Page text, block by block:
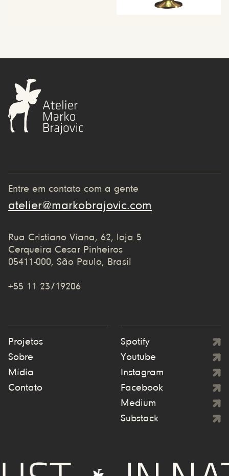
Entre em contato com a gente
atelier@markobrajovic.com
Rua Cristiano Viana, 62, loja 5
Cerqueira Cesar Pinheiros
05411-000, São Paulo, Brasil
+55 11 23719206
Projetos
Sobre
Mídia
Contato
Spotify
Youtube
Instagram
Facebook
Medium
Substack